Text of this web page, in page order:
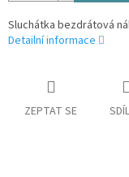
Sluchátka bezdrátová
Detailní informace
ZEPTAT SE